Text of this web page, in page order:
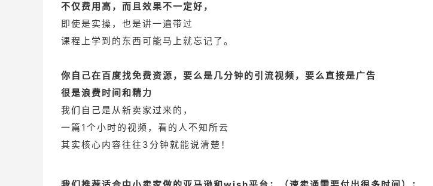
不仅费用高，而且效果不一定好，
即使是实操，也是讲一遍带过
课程上学到的东西可能马上就忘记了。
你自己在百度找免费资源，要么是几分钟的引流视频，要么直接是广告
很是浪费时间和精力
我们自己是从新卖家过来的，
一篇1个小时的视频，看的人不知所云
其实核心内容往往3分钟就能说清楚！